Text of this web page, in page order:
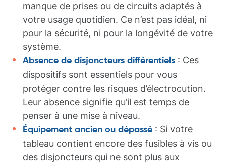
manque de prises ou de circuits adaptés à
votre usage quotidien. Ce n’est pas idéal, ni
pour la sécurité, ni pour la longévité de votre
système.
Absence de disjoncteurs différentiels : Ces
dispositifs sont essentiels pour vous
protéger contre les risques d’électrocution.
Leur absence signifie qu’il est temps de
penser à une mise à niveau.
Équipement ancien ou dépassé : Si votre
tableau contient encore des fusibles à vis ou
des disjoncteurs qui ne sont plus aux